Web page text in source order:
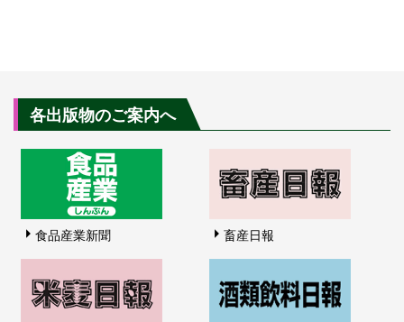
各出版物のご案内へ
食品産業新聞 畜産日報